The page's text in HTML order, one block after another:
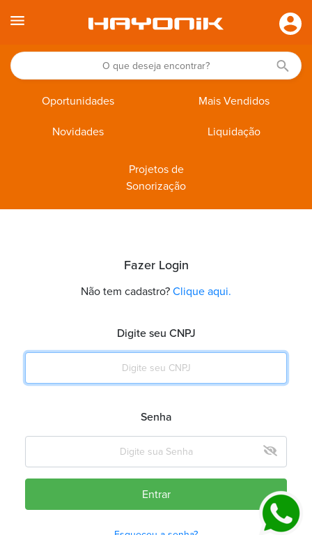
Oportunidades Mais Vendidos
Novidades Liquidação
Projetos de
Sonorização
Fazer Login
Não tem cadastro? Clique aqui.
Digite seu CNPJ
Senha
Entrar